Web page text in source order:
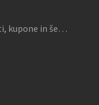
kupone in še…